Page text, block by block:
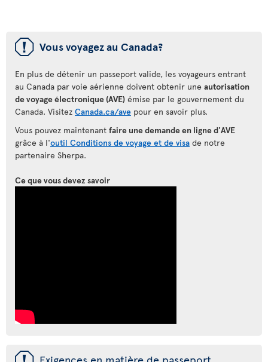
ü Vous voyagez au Canada?
En plus de détenir un passeport valide, les voyageurs entrant
au Canada par voie aérienne doivent obtenir une autorisation
de voyage électronique (AVE) émise par le gouvernement du
Canada. Visitez Canada.ca/ave pour en savoir plus.
Vous pouvez maintenant faire une demande en ligne d'AVE
grâce à l'outil Conditions de voyage et de visa
partenaire Sherpa.
Ce que vous devez savoir